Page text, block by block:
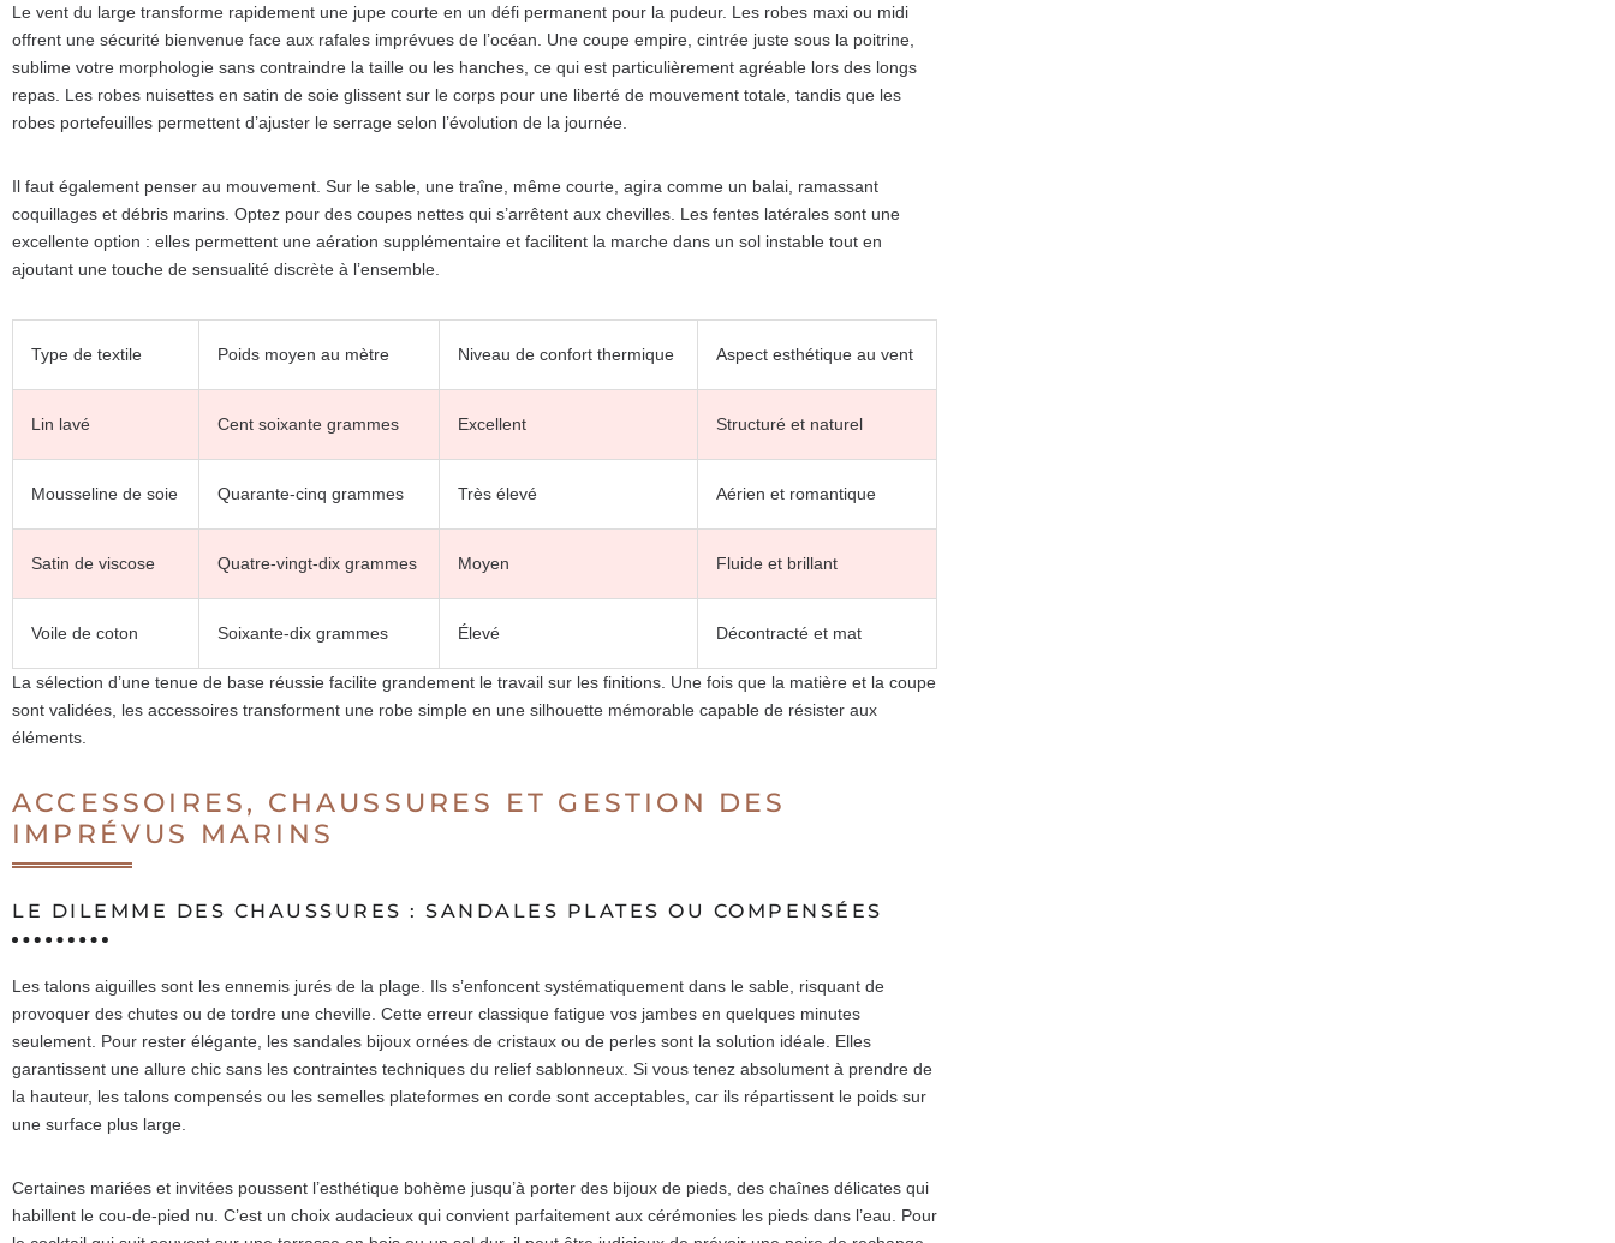
Le vent du large transforme rapidement une jupe courte en un défi permanent pour la pudeur. Les robes maxi ou midi
offrent une sécurité bienvenue face aux rafales imprévues de l’océan. Une coupe empire, cintrée juste sous la poitrine,
sublime votre morphologie sans contraindre la taille ou les hanches, ce qui est particulièrement agréable lors des longs
repas. Les robes nuisettes en satin de soie glissent sur le corps pour une liberté de mouvement totale, tandis que les
robes portefeuilles permettent d’ajuster le serrage selon l’évolution de la journée.
Il faut également penser au mouvement. Sur le sable, une traîne, même courte, agira comme un balai, ramassant
coquillages et débris marins. Optez pour des coupes nettes qui s’arrêtent aux chevilles. Les fentes latérales sont une
excellente option : elles permettent une aération supplémentaire et facilitent la marche dans un sol instable tout en
ajoutant une touche de sensualité discrète à l’ensemble.
Type de textile Poids moyen au mètre Niveau de confort thermique Aspect esthétique au vent
Lin lavé Cent soixante grammes Excellent Structuré et naturel
Mousseline de soie Quarante-cinq grammes Très élevé Aérien et romantique
Satin de viscose Quatre-vingt-dix grammes Moyen Fluide et brillant
Voile de coton Soixante-dix grammes Élevé Décontracté et mat
La sélection d’une tenue de base réussie facilite grandement le travail sur les finitions. Une fois que la matière et la coupe
sont validées, les accessoires transforment une robe simple en une silhouette mémorable capable de résister aux
éléments.
ACCESSOIRES, CHAUSSURES ET GESTION DES
IMPRÉVUS MARINS
LE DILEMME DES CHAUSSURES : SANDALES PLATES OU COMPENSÉES
Les talons aiguilles sont les ennemis jurés de la plage. Ils s’enfoncent systématiquement dans le sable, risquant de
provoquer des chutes ou de tordre une cheville. Cette erreur classique fatigue vos jambes en quelques minutes
seulement. Pour rester élégante, les sandales bijoux ornées de cristaux ou de perles sont la solution idéale. Elles
garantissent une allure chic sans les contraintes techniques du relief sablonneux. Si vous tenez absolument à prendre de
la hauteur, les talons compensés ou les semelles plateformes en corde sont acceptables, car ils répartissent le poids sur
une surface plus large.
Certaines mariées et invitées poussent l’esthétique bohème jusqu’à porter des bijoux de pieds, des chaînes délicates qui
habillent le cou-de-pied nu. C’est un choix audacieux qui convient parfaitement aux cérémonies les pieds dans l’eau. Pour